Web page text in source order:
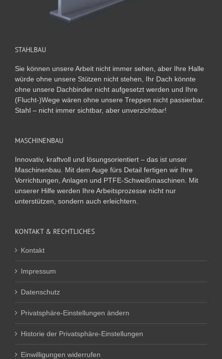
STAHLBAU
Sie können unsere Arbeit nicht immer sehen, aber Ihre Halle
würde ohne unsere Stützen nicht stehen, Ihr Dach könnte
ohne unsere Dachbinder nicht aufgesetzt werden und Ihre
(Flucht-)Wege wären ohne unsere Treppen nicht passierbar.
Stahl – nicht immer sichtbar, aber unverzichtbar!
MASCHINENBAU
Innovativ, kraftvoll und lösungsorientiert – das ist unser
Maschinenbau. Mit dem Auge fürs Detail fertigen wir Ihre
Vorrichtungen, Anlagen und PTFE-Schweißmaschinen. Mit
unserer Hilfe werden Ihre Arbeitsprozesse nicht nur
unterstützen, sondern auch erleichtern.
KONTAKT & RECHTLICHES
Kontakt
Impressum
Datenschutz
Privatsphäre-Einstellungen ändern
Historie der Privatsphäre-Einstellungen
Einwilligungen widerrufen